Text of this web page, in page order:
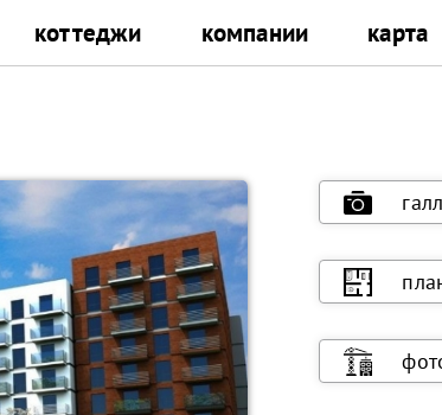
коттеджи компании карта